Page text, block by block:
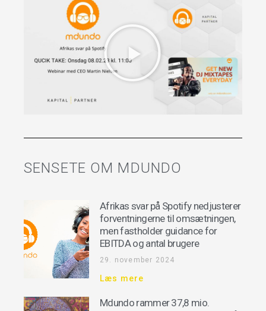
SENSETE OM MDUNDO
Afrikas svar på Spotify nedjusterer
forventningerne til omsætningen,
men fastholder guidance for
EBITDA og antal brugere
29. november 2024
Læs mere
Mdundo rammer 37,8 mio.